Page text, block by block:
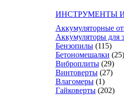
ИНСТРУМЕНТЫ
Аккумуляторные
Аккумуляторы для
Бензопилы (115)
Бетономешалки (25)
Виброплиты (29)
Винтоверты (27)
Влагомеры (1)
Гайковерты (202)